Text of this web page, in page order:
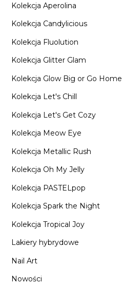
Kolekcja Aperolina
Kolekcja Candylicious
Kolekcja Fluolution
Kolekcja Glitter Glam
Kolekcja Glow Big or Go Home
Kolekcja Let's Chill
Kolekcja Let's Get Cozy
Kolekcja Meow Eye
Kolekcja Metallic Rush
Kolekcja Oh My Jelly
Kolekcja PASTELpop
Kolekcja Spark the Night
Kolekcja Tropical Joy
Lakiery hybrydowe
Nail Art
Nowości